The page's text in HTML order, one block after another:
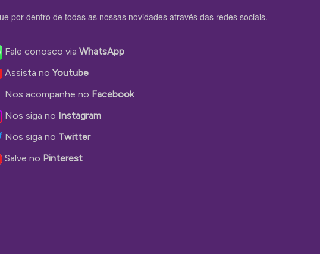
por dentro de todas as nossas novidades através das redes sociais.
Fale conosco via WhatsApp
Assista noYoutube
Nos acompanhe no Facebook
Nos siga no Instagram
Nos siga no Twitter
Salve no Pinterest